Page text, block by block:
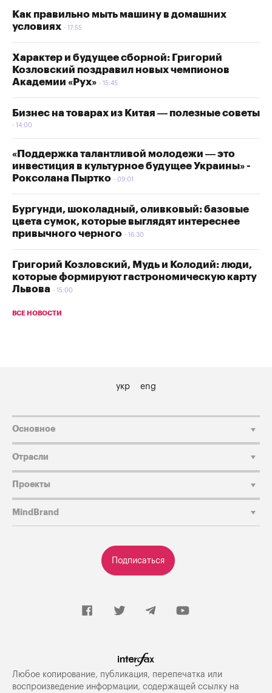
Как правильно мыть машину в домашних
условиях
17:55
Характер и будущее сборной: Григорий
Козловский поздравил новых чемпионов
Академии «Рух»
15:45
Бизнес на товарах из Китая — полезные советы
14:00
«Поддержка талантливой молодежи — это
инвестиция в культурное будущее Украины» -
Роксолана Пыртко
09:01
Бургунди, шоколадный, оливковый: базовые
цвета сумок, которые выглядят интереснее
привычного черного
16:30
Григорий Козловский, Мудь и Колодий: люди,
которые формируют гастрономическую карту
Львова
15:00
ВСЕ НОВОСТИ
укр eng
Подписаться
Основное
Отрасли
Проекты
MindBrand
Любое копирование, публикация, перепечатка или
воспроизведение информации, содержащей ссылку на